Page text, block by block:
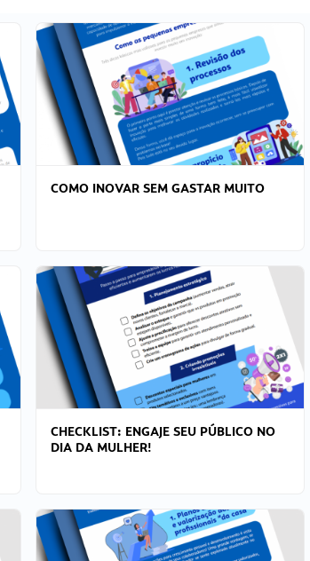
COMO INOVAR SEM GASTAR MUITO
CHECKLIST: ENGAJE SEU PÚBLICO NO
DIA DA MULHER!